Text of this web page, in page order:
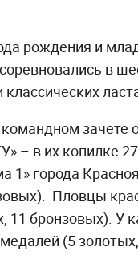
рождения и
в
зачете
– в их копилке
города
Пловцы
11 бронзовых). У
(5